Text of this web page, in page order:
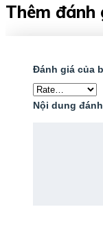
Thêm đánh
Đánh giá của
Nội dung